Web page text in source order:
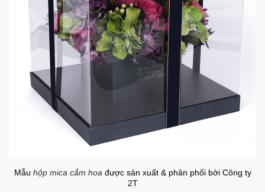
Mẫu hộp mica cắm hoa được sản xuất & phân phối bởi Công ty
2T